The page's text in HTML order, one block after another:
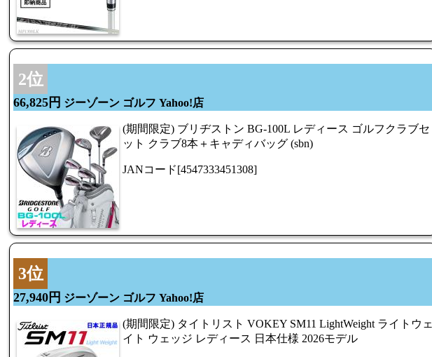
2位
66,825円 ジーゾーン ゴルフ Yahoo!店
(期間限定) ブリヂストン BG-100L レディース ゴルフクラブセ
ット クラブ8本＋キャディバッグ (sbn)
JANコード[4547333451308]
3位
27,940円 ジーゾーン ゴルフ Yahoo!店
(期間限定) タイトリスト VOKEY SM11 LightWeight ライトウェ
イト ウェッジ レディース 日本仕様 2026モデル